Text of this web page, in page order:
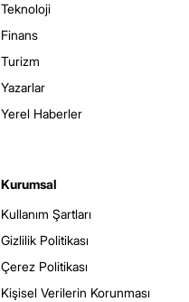
Teknoloji
Finans
Turizm
Yazarlar
Yerel Haberler
Kurumsal
Kullanım Şartları
Gizlilik Politikası
Çerez Politikası
Kişisel Verilerin Korunması